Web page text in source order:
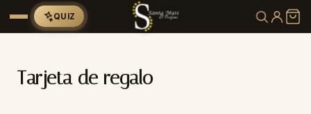
QUIZ
Tarjeta de regalo